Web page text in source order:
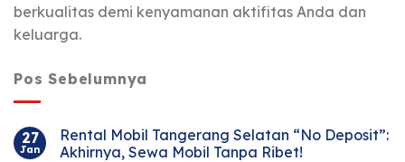
berkualitas demi kenyamanan aktifitas Anda dan
keluarga.
Pos Sebelumnya
27
Jan
Rental Mobil Tangerang Selatan “No Deposit”:
Akhirnya, Sewa Mobil Tanpa Ribet!